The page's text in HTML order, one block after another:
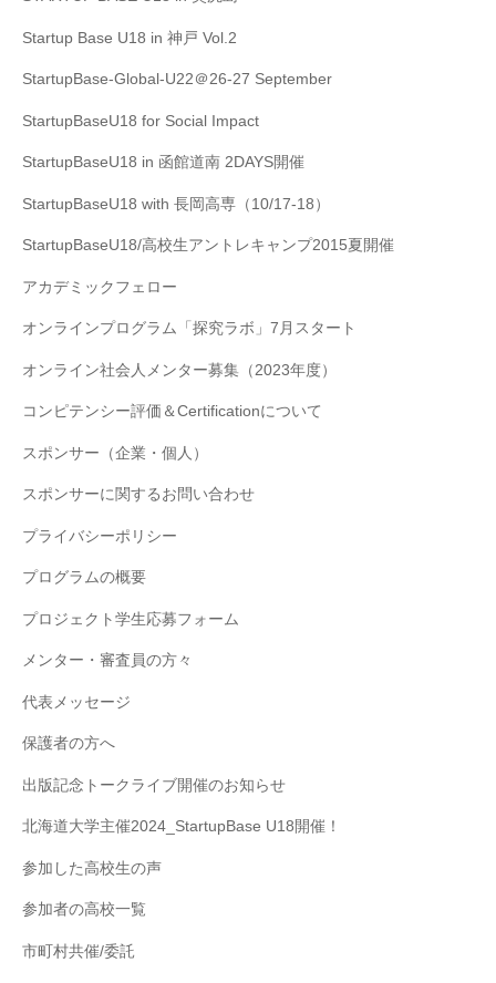
Startup Base U18 in 神戸 Vol.2
StartupBase-Global-U22＠26-27 September
StartupBaseU18 for Social Impact
StartupBaseU18 in 函館道南 2DAYS開催
StartupBaseU18 with 長岡高専（10/17-18）
StartupBaseU18/高校生アントレキャンプ2015夏開催
アカデミックフェロー
オンラインプログラム「探究ラボ」7月スタート
オンライン社会人メンター募集（2023年度）
コンピテンシー評価＆Certificationについて
スポンサー（企業・個人）
スポンサーに関するお問い合わせ
プライバシーポリシー
プログラムの概要
プロジェクト学生応募フォーム
メンター・審査員の方々
代表メッセージ
保護者の方へ
出版記念トークライブ開催のお知らせ
北海道大学主催2024_StartupBase U18開催！
参加した高校生の声
参加者の高校一覧
市町村共催/委託